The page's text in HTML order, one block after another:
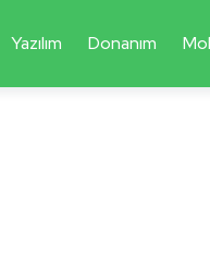
Yazılım Donanım